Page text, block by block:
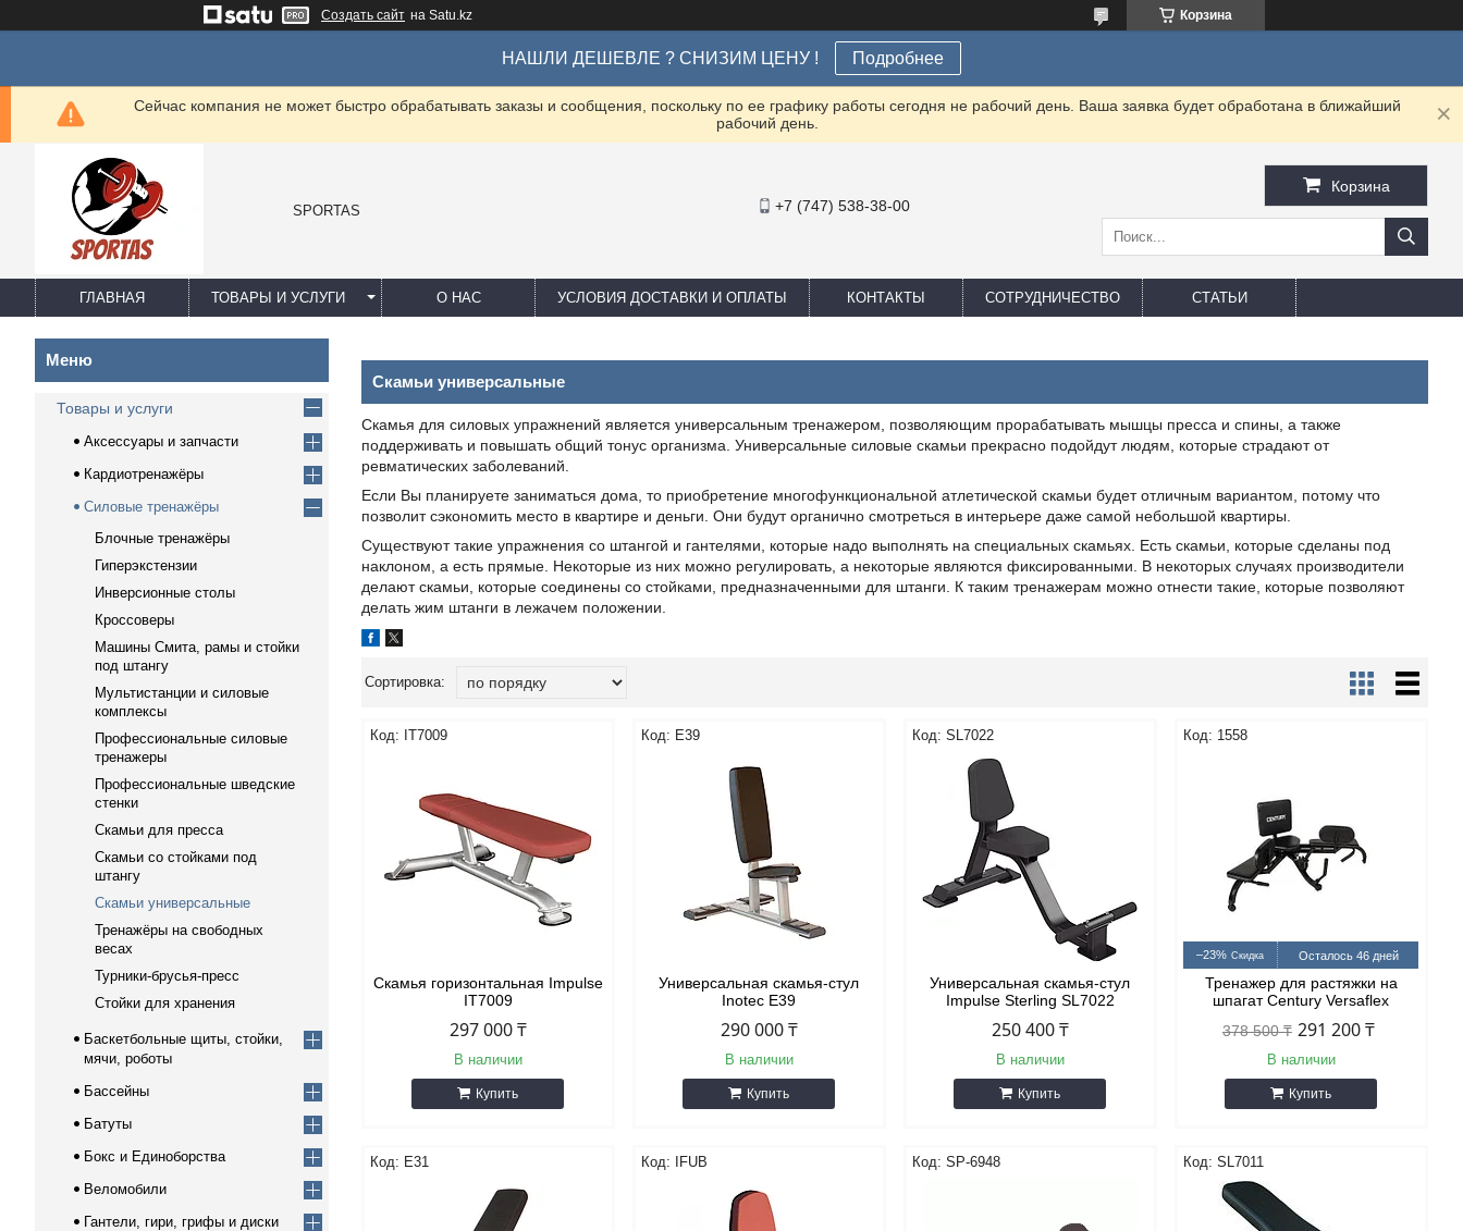
Создать сайт на Satu.kz Корзина
НАШЛИ ДЕШЕВЛЕ ? СНИЗИМ ЦЕНУ ! Подробнее
Сейчас компания не может быстро обрабатывать заказы и сообщения, поскольку по ее графику работы сегодня не рабочий день. Ваша заявка будет обработана в ближайший
рабочий день.
SPORTAS +7 (747) 538-38-00
Корзина
ГЛАВНАЯ ТОВАРЫ И УСЛУГИ О НАС УСЛОВИЯ ДОСТАВКИ И ОПЛАТЫ КОНТАКТЫ СОТРУДНИЧЕСТВО СТАТЬИ
Скамьи универсальные
Скамья для силовых упражнений является универсальным тренажером, позволяющим прорабатывать мышцы пресса и спины, а также
поддерживать и повышать общий тонус организма. Универсальные силовые скамьи прекрасно подойдут людям, которые страдают от
ревматических заболеваний.
Если Вы планируете заниматься дома, то приобретение многофункциональной атлетической скамьи будет отличным вариантом, потому что
позволит сэкономить место в квартире и деньги. Они будут органично смотреться в интерьере даже самой небольшой квартиры.
Существуют такие упражнения со штангой и гантелями, которые надо выполнять на специальных скамьях. Есть скамьи, которые сделаны под
наклоном, а есть прямые. Некоторые из них можно регулировать, а некоторые являются фиксированными. В некоторых случаях производители
делают скамьи, которые соединены со стойками, предназначенными для штанги. К таким тренажерам можно отнести такие, которые позволяют
делать жим штанги в лежачем положении.
IT7009
Скамья горизонтальная Impulse
IT7009
297 000 ₸
В наличии
Купить
Е39
Универсальная скамья-стул
Inotec Е39
290 000 ₸
В наличии
Купить
SL7022
Универсальная скамья-стул
Impulse Sterling SL7022
250 400 ₸
В наличии
Купить
1558
–23% Осталось 46 дней
Тренажер для растяжки на
шпагат Century Versaflex
378 500 ₸ 291 200 ₸
В наличии
Купить
E31 IFUB SP-6948 SL7011
Товары и услуги
Аксессуары и запчасти
Кардиотренажёры
Силовые тренажёры
Блочные тренажёры
Гиперэкстензии
Инверсионные столы
Кроссоверы
Машины Смита, рамы и стойки
под штангу
Мультистанции и силовые
комплексы
Профессиональные силовые
тренажеры
Профессиональные шведские
стенки
Скамьи для пресса
Скамьи со стойками под
штангу
Скамьи универсальные
Тренажёры на свободных
весах
Турники-брусья-пресс
Стойки для хранения
Баскетбольные щиты, стойки,
мячи, роботы
Бассейны
Батуты
Бокс и Единоборства
Веломобили
Гантели, гири, грифы и диски